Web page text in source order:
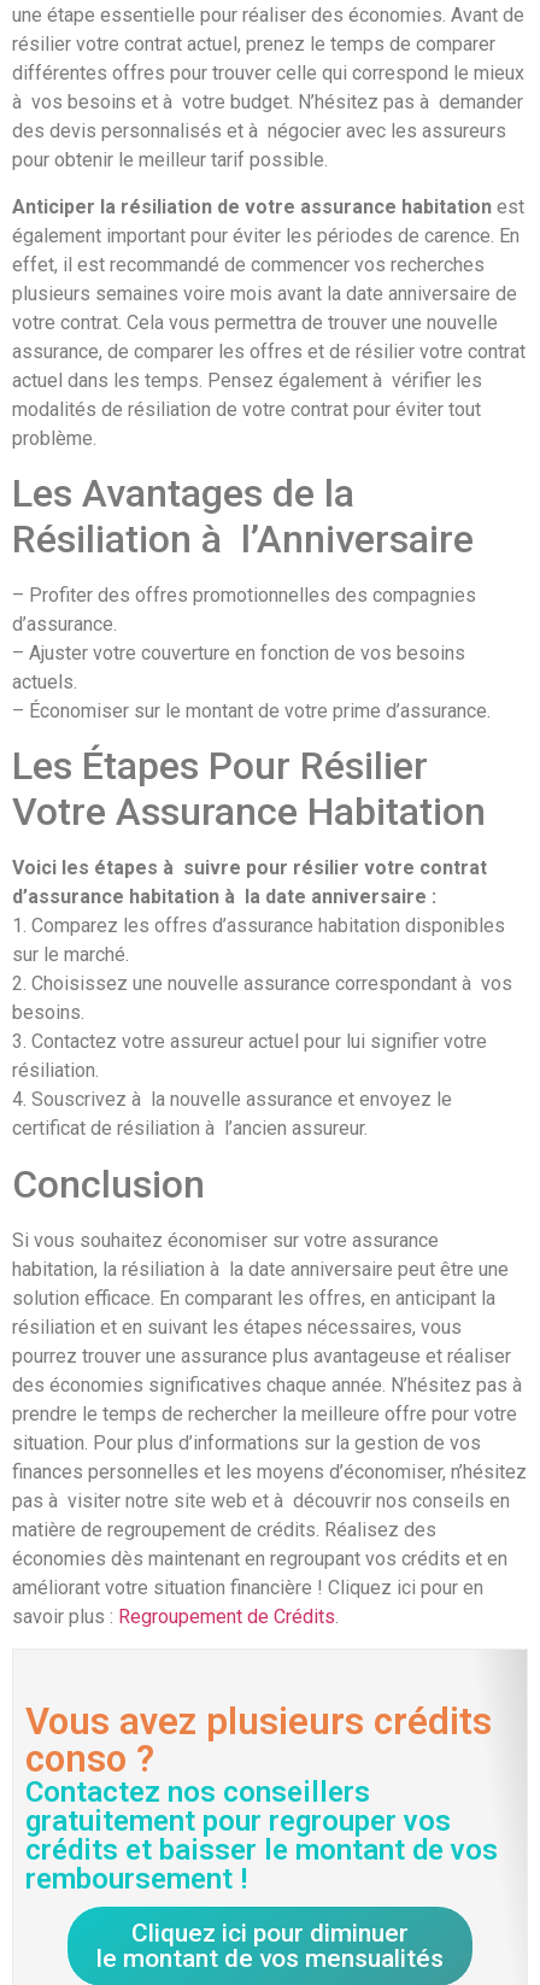
une étape essentielle pour réaliser des économies. Avant de
résilier votre contrat actuel, prenez le temps de comparer
différentes offres pour trouver celle qui correspond le mieux
à vos besoins et à votre budget. N’hésitez pas à demander
des devis personnalisés et à négocier avec les assureurs
pour obtenir le meilleur tarif possible.
Anticiper la résiliation de votre assurance habitation est
également important pour éviter les périodes de carence. En
effet, il est recommandé de commencer vos recherches
plusieurs semaines voire mois avant la date anniversaire de
votre contrat. Cela vous permettra de trouver une nouvelle
assurance, de comparer les offres et de résilier votre contrat
actuel dans les temps. Pensez également à vérifier les
modalités de résiliation de votre contrat pour éviter tout
problème.
Les Avantages de la
Résiliation à l’Anniversaire
– Profiter des offres promotionnelles des compagnies
d’assurance.
– Ajuster votre couverture en fonction de vos besoins
actuels.
– Économiser sur le montant de votre prime d’assurance.
Les Étapes Pour Résilier
Votre Assurance Habitation
Voici les étapes à suivre pour résilier votre contrat
d’assurance habitation à la date anniversaire :
1. Comparez les offres d’assurance habitation disponibles
sur le marché.
2. Choisissez une nouvelle assurance correspondant à vos
besoins.
3. Contactez votre assureur actuel pour lui signifier votre
résiliation.
4. Souscrivez à la nouvelle assurance et envoyez le
certificat de résiliation à l’ancien assureur.
Conclusion
Si vous souhaitez économiser sur votre assurance
habitation, la résiliation à la date anniversaire peut être une
solution efficace. En comparant les offres, en anticipant la
résiliation et en suivant les étapes nécessaires, vous
pourrez trouver une assurance plus avantageuse et réaliser
des économies significatives chaque année. N’hésitez pas à
prendre le temps de rechercher la meilleure offre pour votre
situation. Pour plus d’informations sur la gestion de vos
finances personnelles et les moyens d’économiser, n’hésitez
pas à visiter notre site web et à découvrir nos conseils en
matière de regroupement de crédits. Réalisez des
économies dès maintenant en regroupant vos crédits et en
améliorant votre situation financière ! Cliquez ici pour en
savoir plus : Regroupement de Crédits
Vous avez plusieurs crédits
conso ?
Contactez nos conseillers
gratuitement pour regrouper vos
crédits et baisser le montant de vos
remboursement !
Cliquez ici pour diminuer
le montant de vos mensualités